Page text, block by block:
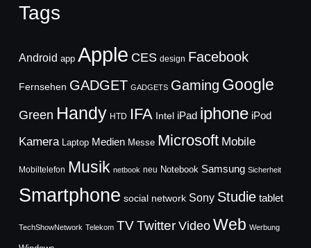
Tags
Android app Apple CES design Facebook
Fernsehen GADGET GADGETS Gaming Google
Green Handy HTD IFA Intel iPad iphone iPod
Kamera Laptop Medien Messe Microsoft Mobile
Mobiltelefon Musik netbook neu Notebook Samsung Sicherheit
Smartphone social network Sony Studie tablet
TechShowNetwork Telekom TVTwitter Video Web Werbung